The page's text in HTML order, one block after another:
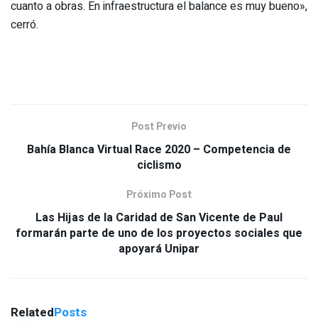
cuanto a obras. En infraestructura el balance es muy bueno»,
cerró.
Post Previo
Bahía Blanca Virtual Race 2020 – Competencia de
ciclismo
Próximo Post
Las Hijas de la Caridad de San Vicente de Paul
formarán parte de uno de los proyectos sociales que
apoyará Unipar
RelatedPosts